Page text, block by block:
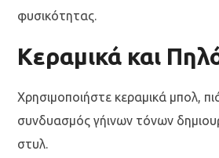
φυσικότητας.
Κεραμικά και
Χρησιμοποιήστε κεραμικά μπολ,
συνδυασμός γήινων τόνων
στυλ.